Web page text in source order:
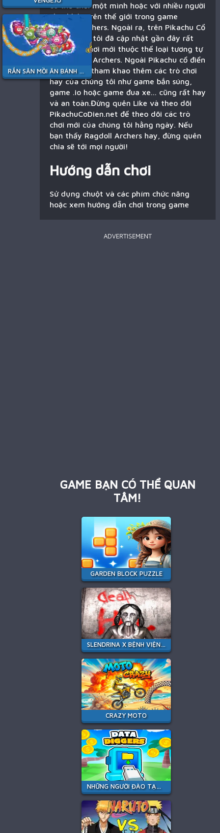
RẮN SĂN MỒI ĂN BÁNH KẸO
có thể chơi một mình hoặc với nhiều người
chơi khác trên thế giới trong game
Ragdoll Archers. Ngoài ra, trên Pikachu Cổ
Điển chúng tôi đã cập nhật gần đây rất
nhiều trò chơi mới thuộc thể loại tương tự
với Ragdoll Archers. Ngoài Pikachu cổ điển
bạn có thể tham khao thêm các trò chơi
hay của chúng tôi như game bắn súng,
game .io hoặc game đua xe... cũng rất hay
và an toàn.Đừng quên Like và theo dõi
PikachuCoDien.net để theo dõi các trò
chơi mới của chúng tôi hằng ngày. Nếu
bạn thấy Ragdoll Archers hay, đừng quên
chia sẽ tới mọi người!
Hướng dẫn chơi
Sử dụng chuột và các phím chức năng
hoặc xem hướng dẫn chơi trong game
ADVERTISEMENT
GAME BẠN CÓ THỂ QUAN
TÂM!
GARDEN BLOCK PUZZLE
SLENDRINA X BỆNH VIỆN TỐI
CRAZY MOTO
NHỮNG NGƯỜI ĐÀO TẠO DỮ LIỆU